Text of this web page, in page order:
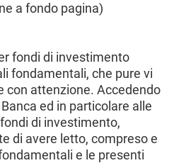
a fondo pagina)
fondi di investimento
fondamentali, che pure vi
con attenzione. Accedendo
ed in particolare alle
di investimento,
di avere letto, compreso e
e le presenti